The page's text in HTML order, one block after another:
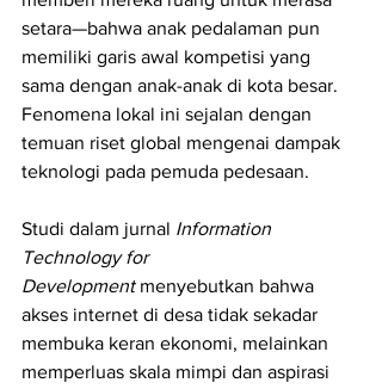
setara—bahwa anak pedalaman pun
memiliki garis awal kompetisi yang
sama dengan anak-anak di kota besar.
Fenomena lokal ini sejalan dengan
temuan riset global mengenai dampak
teknologi pada pemuda pedesaan.
Studi dalam jurnal Information
Technology for
Development menyebutkan bahwa
akses internet di desa tidak sekadar
membuka keran ekonomi, melainkan
memperluas skala mimpi dan aspirasi